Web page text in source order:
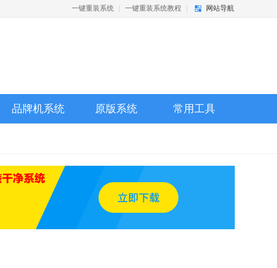
一键重装系统 一键重装系统教程 网站导航
品牌机系统 原版系统 常用工具